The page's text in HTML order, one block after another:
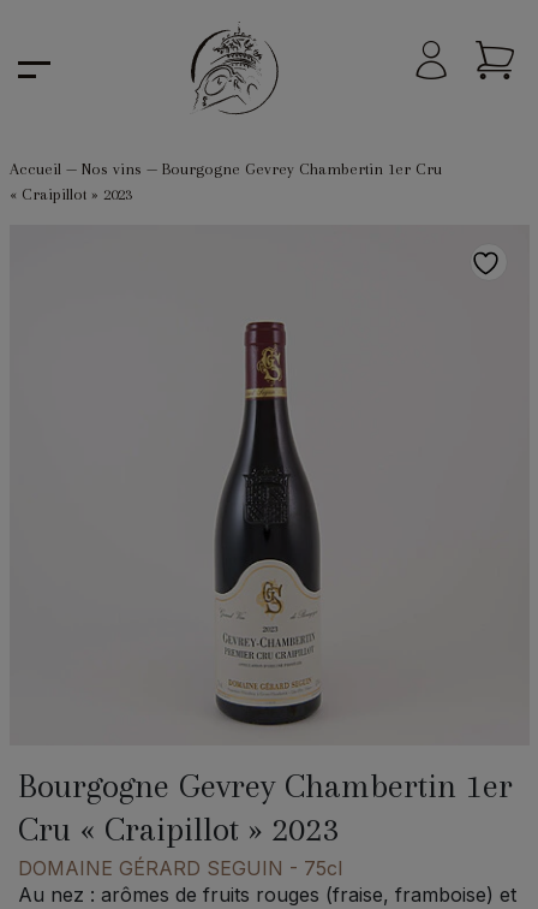
Accueil— Nos vins — Bourgogne Gevrey Chambertin 1er Cru
« Craipillot » 2023
Bourgogne Gevrey Chambertin 1er
Cru « Craipillot » 2023
DOMAINE GÉRARD SEGUIN - 75cl
Au nez : arômes de fruits rouges (fraise, framboise) et